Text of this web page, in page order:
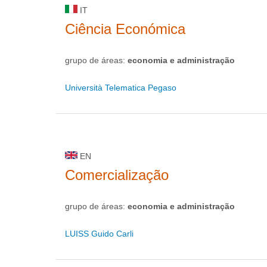
IT
Ciência Económica
grupo de áreas: economia e administração
Università Telematica Pegaso
EN
Comercialização
grupo de áreas: economia e administração
LUISS Guido Carli